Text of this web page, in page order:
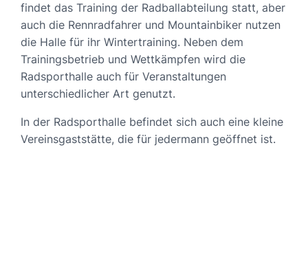
findet das Training der Radballabteilung statt, aber
auch die Rennradfahrer und Mountainbiker nutzen
die Halle für ihr Wintertraining. Neben dem
Trainingsbetrieb und Wettkämpfen wird die
Radsporthalle auch für Veranstaltungen
unterschiedlicher Art genutzt.
In der Radsporthalle befindet sich auch eine kleine
Vereinsgaststätte, die für jedermann geöffnet ist.